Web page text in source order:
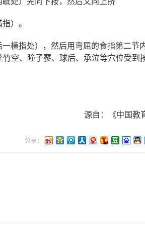
）。
横指处），然后用弯屈的食指第二节
空、瞳子寥、球后、承泣等穴位受到
教育报
分享：